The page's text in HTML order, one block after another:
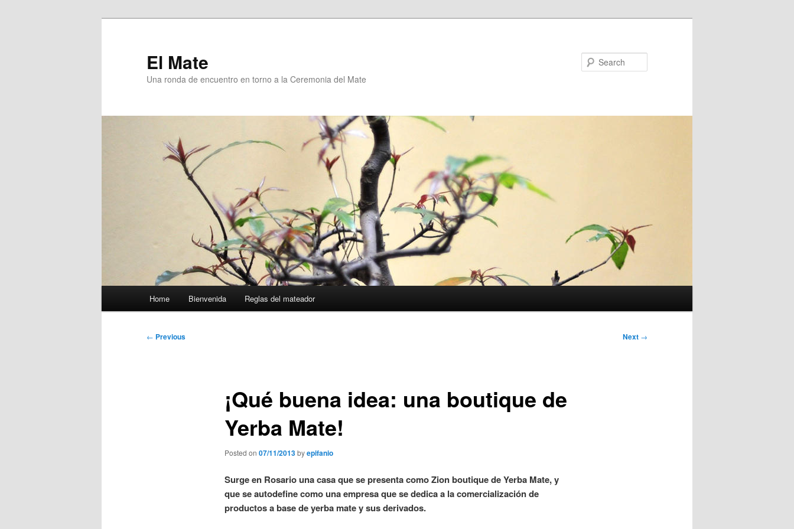
El Mate
Una ronda de encuentro en torno a la Ceremonia del Mate
Home Bienvenida Reglas del mateador
Post
← Previous Next →
¡Qué buena idea: una boutique de
Yerba Mate!
Posted on 07/11/2013byepifanio
Surge en Rosario una casa que se presenta como Zion boutique de Yerba Mate, y
que se autodefine como una empresa que se dedica a la comercialización de
productos a base de yerba mate y sus derivados.